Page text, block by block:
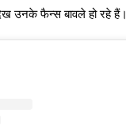
उनके फैन्स बावले हो रहे हैं।